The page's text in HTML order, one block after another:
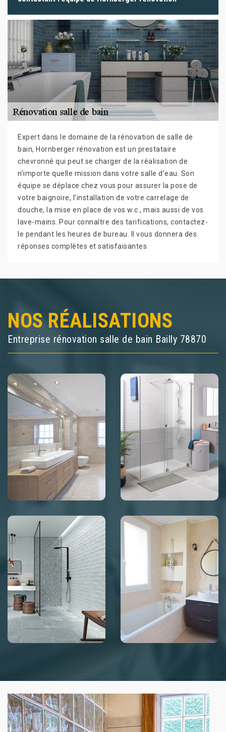
Expert dans le domaine de la rénovation de salle de
bain, Hornberger rénovation est un prestataire
chevronné qui peut se charger de la réalisation de
n’importe quelle mission dans votre salle d’eau. Son
équipe se déplace chez vous pour assurer la pose de
votre baignoire, l’installation de votre carrelage de
douche, la mise en place de vos w.c., mais aussi de vos
lave-mains. Pour connaître des tarifications, contactez-
le pendant les heures de bureau. Il vous donnera des
réponses complètes et satisfaisantes.
NOS RÉALISATIONS
Entreprise rénovation salle de bain Bailly 78870